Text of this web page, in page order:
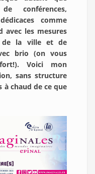
conférences,
comme
avec les mesures
de la ville et de
brio (on vous
Voici mon
sans structure
à chaud de ce que